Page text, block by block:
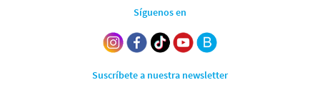
Síguenos en
Suscríbete a nuestra newsletter